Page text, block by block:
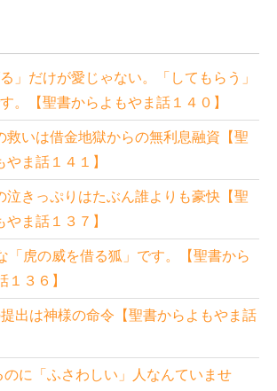
る」だけが愛じゃない。「してもらう」
。【聖書からよもやま話１４０】
救いは借金地獄からの無利息融資【聖
ま話１４１】
泣きっぷりはたぶん誰よりも豪快【聖
ま話１３７】
「虎の威を借る狐」です。【聖書から
１３６】
出は神様の命令【聖書からよもやま話
のに「ふさわしい」人なんていませ